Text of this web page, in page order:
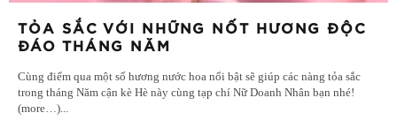
TỎA SẮC VỚI NHỮNG NỐT HƯƠNG ĐỘC
ĐÁO THÁNG NĂM
Cùng điểm qua một số hương nước hoa nổi bật sẽ giúp các nàng tỏa sắc
trong tháng Năm cận kè Hè này cùng tạp chí Nữ Doanh Nhân bạn nhé!
(more…)...